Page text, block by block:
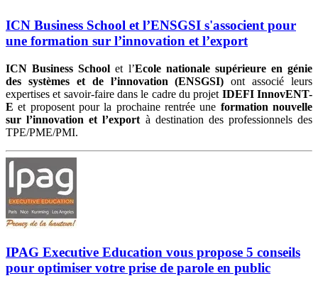
ICN Business School et l’ENSGSI s'associent pour
une formation sur l’innovation et l’export
ICN Business Schoolet l’Ecole nationale supérieure en génie
des systèmes et de l’innovation (ENSGSI) ont associé leurs
expertises et savoir-faire dans le cadre du projet IDEFI InnovENT-
Eet proposent pour la prochaine rentrée une formation nouvelle
sur l’innovation et l’export à destination des professionnels des
TPE/PME/PMI.
IPAG Executive Education vous propose 5 conseils
pour optimiser votre prise de parole en public